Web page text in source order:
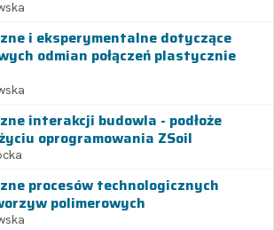
i eksperymentalne dotyczące
odmian połączeń plastycznie
interakcji budowla - podłoże
oprogramowania ZSoil
procesów technologicznych
polimerowych